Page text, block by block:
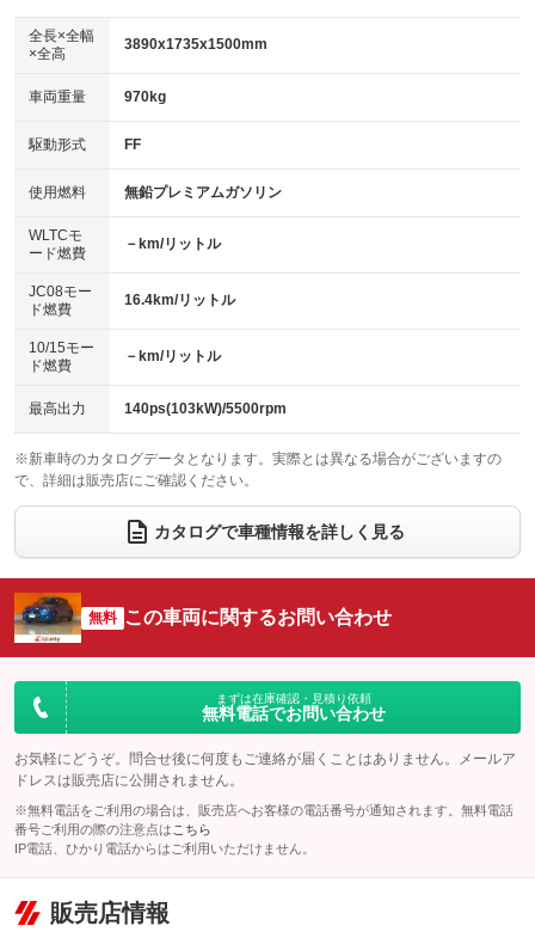
：装備なし
パワーウィンドウ
アイドリングストップ
：装備なし
USB入力端子
：装備あり
100V電源
：装備なし
センターデフロック
：装備なし
電動格納ミラー
：装備あり
：装備あり
革シート
キーレス
HID(キセノンライト)
：装備なし
バックカメラ
：装備あり
エアロ
：装備なし
：装備なし
パワーシート
ベンチシート
：装備なし
チップアップシート
：装備なし
：装備なし ：装備あり
ウォークスルー
：装備なし
電動リアゲート フロントカメラ
：装備なし
：装備なし ：装備なし
サイドカメラ
：装備なし ルーフレール
：装備なし
：装備なし
：装備なし
全長×全幅
×全高
3890x1735x1500mm
車両重量 970kg
駆動形式 FF
使用燃料 無鉛プレミアムガソリン
WLTCモ
ード燃費
－km/リットル
JC08モー
ド燃費
16.4km/リットル
10/15モー
ド燃費
－km/リットル
最高出力 140ps(103kW)/5500rpm
※新車時のカタログデータとなります。実際とは異なる場合がございますの
で、詳細は販売店にご確認ください。
カタログで車種情報を詳しく見る
無料 この車両に関するお問い合わせ
まずは在庫確認・見積り依頼
無料電話でお問い合わせ
お気軽にどうぞ。問合せ後に何度もご連絡が届くことはありません。メールア
ドレスは販売店に公開されません。
※無料電話をご利用の場合は、販売店へお客様の電話番号が通知されます。無料電話
番号ご利用の際の注意点は こちら
IP電話、ひかり電話からはご利用いただけません。
販売店情報